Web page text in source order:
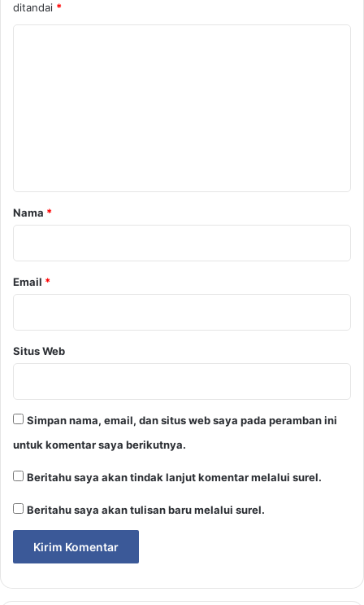
ditandai *
r
Nama *
Email *
Situs Web
Simpan nama, email, dan situs web saya pada peramban ini
untuk komentar saya berikutnya.
Beritahu saya akan tindak lanjut komentar melalui surel.
Beritahu saya akan tulisan baru melalui surel.